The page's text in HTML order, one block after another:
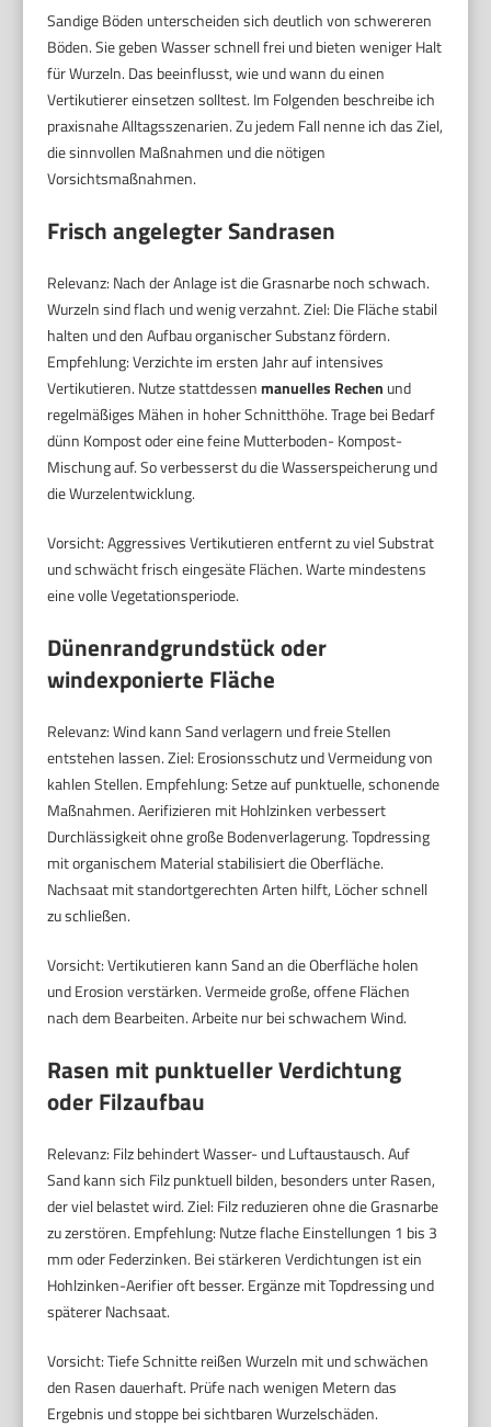
Sandige Böden unterscheiden sich deutlich von schwereren
Böden. Sie geben Wasser schnell frei und bieten weniger Halt
für Wurzeln. Das beeinflusst, wie und wann du einen
Vertikutierer einsetzen solltest. Im Folgenden beschreibe ich
praxisnahe Alltagsszenarien. Zu jedem Fall nenne ich das Ziel,
die sinnvollen Maßnahmen und die nötigen
Vorsichtsmaßnahmen.
Frisch angelegter Sandrasen
Relevanz: Nach der Anlage ist die Grasnarbe noch schwach.
Wurzeln sind flach und wenig verzahnt. Ziel: Die Fläche stabil
halten und den Aufbau organischer Substanz fördern.
Empfehlung: Verzichte im ersten Jahr auf intensives
Vertikutieren. Nutze stattdessenmanuelles Rechen und
regelmäßiges Mähen in hoher Schnitthöhe. Trage bei Bedarf
dünn Kompost oder eine feine Mutterboden- Kompost-
Mischung auf. So verbesserst du die Wasserspeicherung und
die Wurzelentwicklung.
Vorsicht: Aggressives Vertikutieren entfernt zu viel Substrat
und schwächt frisch eingesäte Flächen. Warte mindestens
eine volle Vegetationsperiode.
Dünenrandgrundstück oder
windexponierte Fläche
Relevanz: Wind kann Sand verlagern und freie Stellen
entstehen lassen. Ziel: Erosionsschutz und Vermeidung von
kahlen Stellen. Empfehlung: Setze auf punktuelle, schonende
Maßnahmen. Aerifizieren mit Hohlzinken verbessert
Durchlässigkeit ohne große Bodenverlagerung. Topdressing
mit organischem Material stabilisiert die Oberfläche.
Nachsaat mit standortgerechten Arten hilft, Löcher schnell
zu schließen.
Vorsicht: Vertikutieren kann Sand an die Oberfläche holen
und Erosion verstärken. Vermeide große, offene Flächen
nach dem Bearbeiten. Arbeite nur bei schwachem Wind.
Rasen mit punktueller Verdichtung
oder Filzaufbau
Relevanz: Filz behindert Wasser- und Luftaustausch. Auf
Sand kann sich Filz punktuell bilden, besonders unter Rasen,
der viel belastet wird. Ziel: Filz reduzieren ohne die Grasnarbe
zu zerstören. Empfehlung: Nutze flache Einstellungen 1 bis 3
mm oder Federzinken. Bei stärkeren Verdichtungen ist ein
Hohlzinken-Aerifier oft besser. Ergänze mit Topdressing und
späterer Nachsaat.
Vorsicht: Tiefe Schnitte reißen Wurzeln mit und schwächen
den Rasen dauerhaft. Prüfe nach wenigen Metern das
Ergebnis und stoppe bei sichtbaren Wurzelschäden.